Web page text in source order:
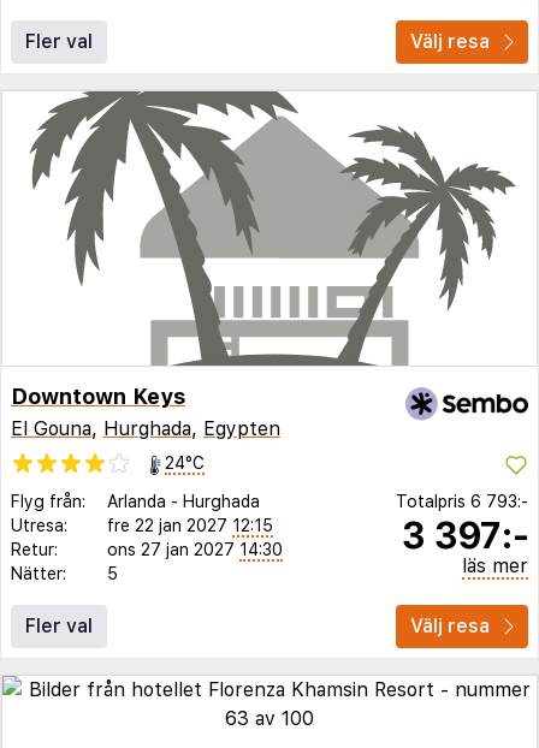
Fler val Välj resa
Downtown Keys
El Gouna, Hurghada, Egypten
24°C
Flyg från:
Arlanda - Hurghada
Utresa:
fre 22 jan 2027 12:15
Retur:
ons 27 jan 2027 14:30
Nätter:
5
Totalpris 6 793:-
3 397:-
läs mer
Fler val Välj resa